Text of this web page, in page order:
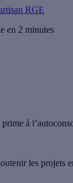
RGE
en 2 minutes
prime à
les projets